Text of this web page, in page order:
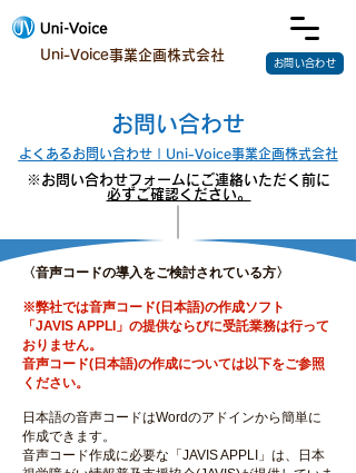
Uni-Voice事業企画株式会社
お問い合わせ
お問い合わせ
よくあるお問い合わせ | Uni-Voice事業企画株式会社
※お問い合わせフォームにご連絡いただく前に
必ずご確認ください。
〈音声コードの導入をご検討されている方〉
※弊社では音声コード(日本語)の作成ソフト
「JAVIS APPLI」の提供ならびに受託業務は行って
おりません。
音声コード(日本語)の作成については以下をご参照
ください。
日本語の音声コードはWordのアドインから簡単に
作成できます。
音声コード作成に必要な「JAVIS APPLI」は、日本